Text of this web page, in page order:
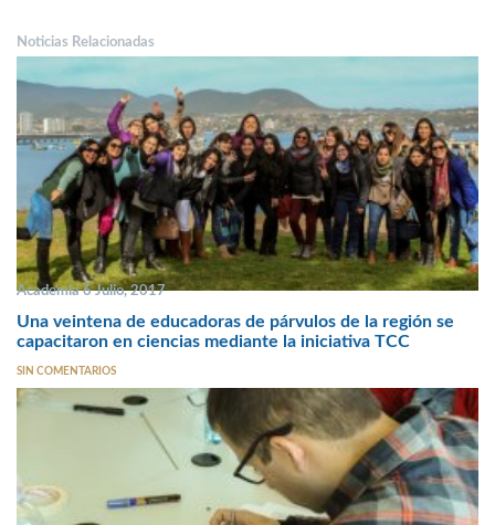
Noticias Relacionadas
Academia 6 Julio, 2017
Una veintena de educadoras de párvulos de la región se
capacitaron en ciencias mediante la iniciativa TCC
SIN COMENTARIOS